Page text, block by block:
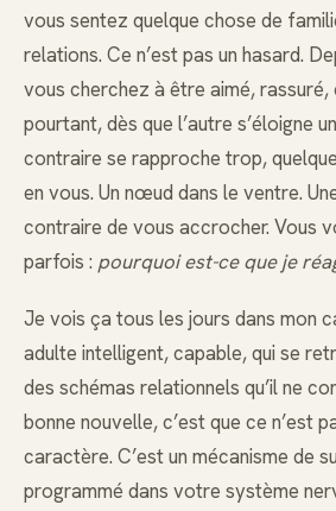
vous sentez quelque chose de
relations. Ce n’est pas un hasard.
vous cherchez à être aimé,
pourtant, dès que l’autre s’éloigne
contraire se rapproche trop,
en vous. Un nœud dans le ventre.
contraire de vous accrocher. Vous
parfois : pourquoi est-ce que je
Je vois ça tous les jours dans mon
adulte intelligent, capable, qui se
des schémas relationnels qu’il ne
bonne nouvelle, c’est que ce n’est
caractère. C’est un mécanisme de
programmé dans votre système